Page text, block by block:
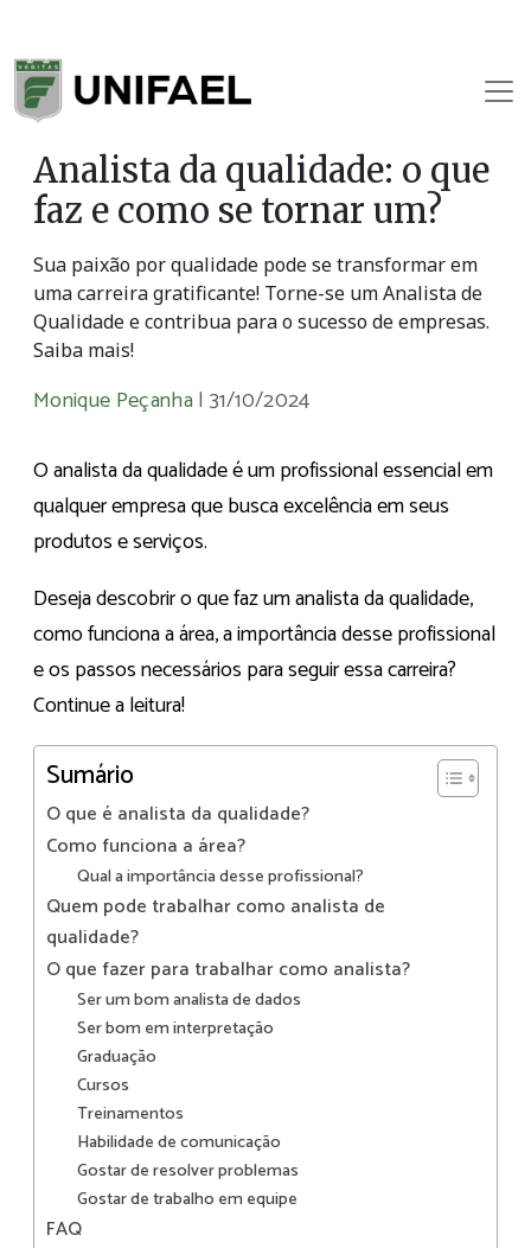
Analista da qualidade: o que
faz e como se tornar um?
Sua paixão por qualidade pode se transformar em
uma carreira gratificante! Torne-se um Analista de
Qualidade e contribua para o sucesso de empresas.
Saiba mais!
Monique Peçanha |31/10/2024
O analista da qualidade é um profissional essencial em
qualquer empresa que busca excelência em seus
produtos e serviços.
Deseja descobrir o que faz um analista da qualidade,
como funciona a área, a importância desse profissional
e os passos necessários para seguir essa carreira?
Continue a leitura!
Sumário
O que é analista da qualidade?
Como funciona a área?
Qual a importância desse profissional?
Quem pode trabalhar como analista de
qualidade?
O que fazer para trabalhar como analista?
Ser um bom analista de dados
Ser bom em interpretação
Graduação
Cursos
Treinamentos
Habilidade de comunicação
Gostar de resolver problemas
Gostar de trabalho em equipe
FAQ